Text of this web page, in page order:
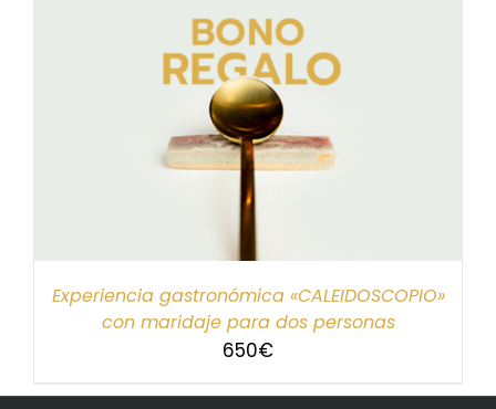
Experiencia gastronómica «CALEIDOSCOPIO»
con maridaje para dos personas
650€